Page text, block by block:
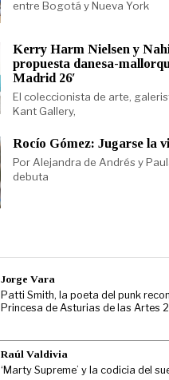
entre Bogotá y Nueva York
Kerry Harm Nielsen y
propuesta danesa-
Madrid 26′
El coleccionista de arte,
Kant Gallery,
Rocío Gómez: Jugarse la
Por Alejandra de Andrés y
debuta
Jorge Vara
Patti Smith, la poeta del punk
Princesa de Asturias de las Artes
Raúl Valdivia
‘Marty Supreme’ y la codicia del